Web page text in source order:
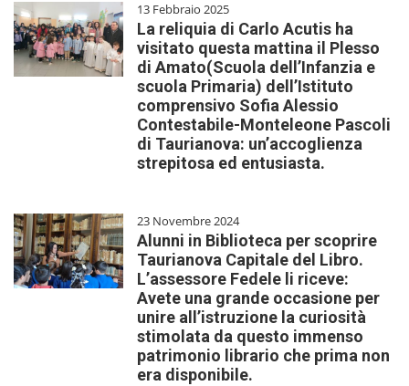
13 Febbraio 2025
La reliquia di Carlo Acutis ha
visitato questa mattina il Plesso
di Amato(Scuola dell’Infanzia e
scuola Primaria) dell’Istituto
comprensivo Sofia Alessio
Contestabile-Monteleone Pascoli
di Taurianova: un’accoglienza
strepitosa ed entusiasta.
23 Novembre 2024
Alunni in Biblioteca per scoprire
Taurianova Capitale del Libro.
L’assessore Fedele li riceve:
Avete una grande occasione per
unire all’istruzione la curiosità
stimolata da questo immenso
patrimonio librario che prima non
era disponibile.